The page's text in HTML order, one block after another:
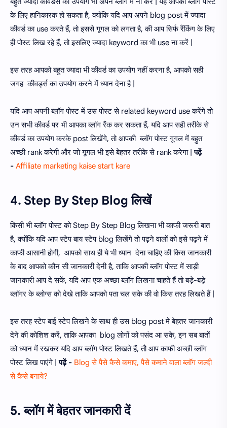
के लिए हानिकारक हो सकता है, क्योंकि यदि आप अपने blog post में ज्यादा
कीवर्ड का use करते हैं, तो इससे गूगल को लगता है, की आप सिर्फ रैंकिंग के लिए
ही पोस्ट लिख रहे हैं, तो इसलिए ज्यादा keyword का भी use ना करें |
इस तरह आपको बहुत ज्यादा भी कीवर्ड का उपयोग नहीं करना है, आपको सही
जगह कीवर्ड्स का उपयोग करने में ध्यान देना है |
यदि आप अपनी ब्लॉग पोस्ट में उस पोस्ट से related keyword use करेंगे तो
उन सभी कीवर्ड पर भी आपका ब्लॉग रैंक कर सकता हैं, यदि आप सही तरीके से
कीवर्ड का उपयोग करके post लिखेंगे, तो आपकी ब्लॉग पोस्ट गूगल में बहुत
अच्छी rank करेगी और जो गूगल भी इसे बेहतर तरीके से rank करेगा |पढ़ें
- Affiliate marketing kaise start kare
4. Step By Step Blog लिखें
किसी भी ब्लॉग पोस्ट को Step By Step Blog लिखना भी काफी जरूरी बात
है, क्योंकि यदि आप स्टेप बाय स्टेप blog लिखेंगे तो पढ़ने वालों को इसे पढ़ने में
काफी आसानी होगी, आपको साथ ही ये भी ध्यान देना चाहिए की किस जानकारी
के बाद आपको कौन सी जानकारी देनी है, ताकि आपकी ब्लॉग पोस्ट में साड़ी
जानकारी आप दे सकें, यदि आप एक अच्छा ब्लॉग लिखना चाहते हैं तो बड़े-बड़े
ब्लॉगर के ब्लोग्स को देखे ताकि आपको पता चल सके की वो किस तरह लिखते हैं |
इस तरह स्टेप बाई स्टेप लिखने के साथ ही उस blog post मे बेहतर जानकारी
देने की कोशिश करें, ताकि आपका blog लोगों को पसंद आ सके, इन सब बातों
को ध्यान में रखकर यदि आप ब्लॉग पोस्ट लिखते हैं, तोै आप काफी अच्छी ब्लॉग
पोस्ट लिख पाएंगे |पढ़ें - Blog से पैसे कैसे कमाए, पैसे कमाने वाला ब्लॉग जल्दी
से कैसे बनाये?
5. ब्लॉग में बेहतर जानकारी दें